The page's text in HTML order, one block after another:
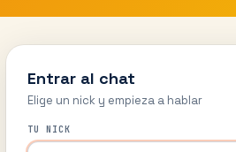
Entrar al chat
Elige un nick y empieza a hablar
TU NICK